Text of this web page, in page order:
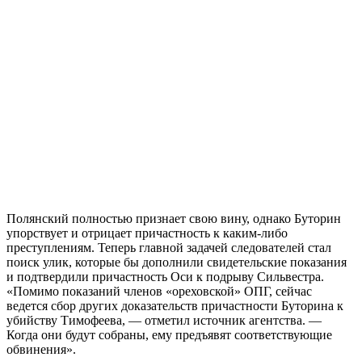
Полянский полностью признает свою вину, однако Буторин
упорствует и отрицает причастность к каким-либо
преступлениям. Теперь главной задачей следователей стал
поиск улик, которые бы дополнили свидетельские показания
и подтвердили причастность Оси к подрыву Сильвестра.
«Помимо показаний членов «ореховской» ОПГ, сейчас
ведется сбор других доказательств причастности Буторина к
убийству Тимофеева, — отметил источник агентства. —
Когда они будут собраны, ему предъявят соответствующие
обвинения».